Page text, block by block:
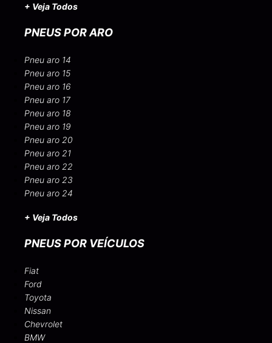
+ Veja Todos
PNEUS POR ARO
Pneu aro 14
Pneu aro 15
Pneu aro 16
Pneu aro 17
Pneu aro 18
Pneu aro 19
Pneu aro 20
Pneu aro 21
Pneu aro 22
Pneu aro 23
Pneu aro 24
+ Veja Todos
PNEUS POR VEÍCULOS
Fiat
Ford
Toyota
Nissan
Chevrolet
BMW